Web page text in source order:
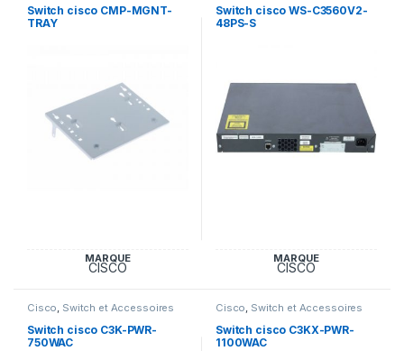
Switch cisco CMP-MGNT-
TRAY
MARQUE
CISCO
Switch cisco WS-C3560V2-
48PS-S
MARQUE
CISCO
Cisco Switch et Accessoires
Cisco
Switch cisco C3K-PWR-
750WAC
Cisco Switch et Accessoires
Cisco
Switch cisco C3KX-PWR-
1100WAC